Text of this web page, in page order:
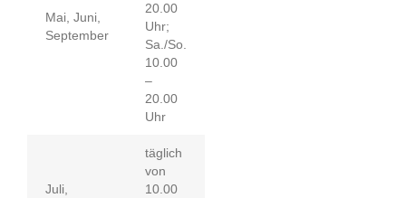
Mai, Juni,
September
20.00
Uhr;
Sa./So.
10.00
–
20.00
Uhr
Juli,
täglich
von
10.00